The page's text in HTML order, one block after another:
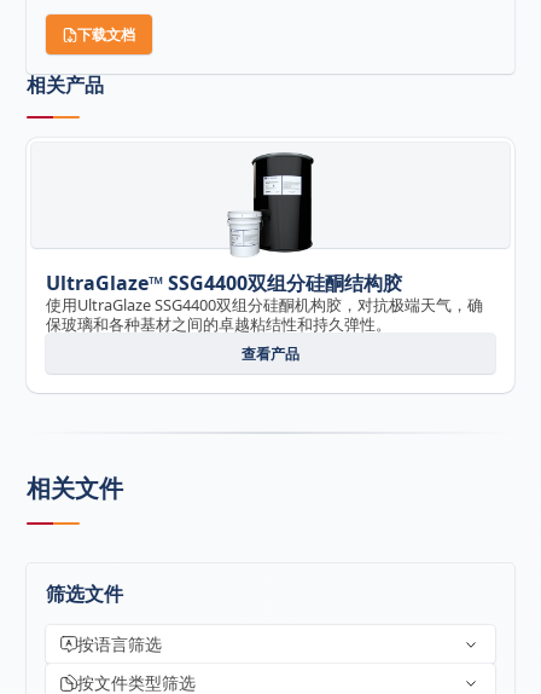
下载文档
相关产品
UltraGlaze™ SSG4400双组分硅酮结构胶
使用UltraGlaze SSG4400双组分硅酮机构胶，对抗极端天气，确
保玻璃和各种基材之间的卓越粘结性和持久弹性。
查看产品
相关文件
筛选文件
按语言筛选
按文件类型筛选